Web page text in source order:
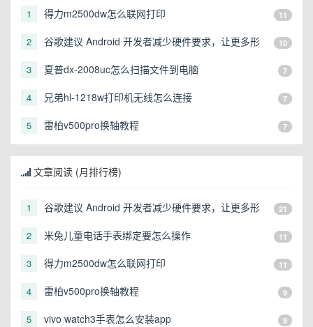
1 得力m2500dw怎么联网打印 11
2
谷歌建议 Android 开发者减少硬件要求，让更多形
10
3 夏普dx-2008uc怎么扫描文件到电脑 7
4 兄弟hl-1218w打印机无线怎么连接 7
5 雷柏v500pro换轴教程 7
文章阅读 (月排行榜)
1
谷歌建议 Android 开发者减少硬件要求，让更多形
21
2 米兔儿童电话手表绑定要怎么操作 11
3 得力m2500dw怎么联网打印 11
4 雷柏v500pro换轴教程 9
5 vivo watch3手表怎么安装app 9